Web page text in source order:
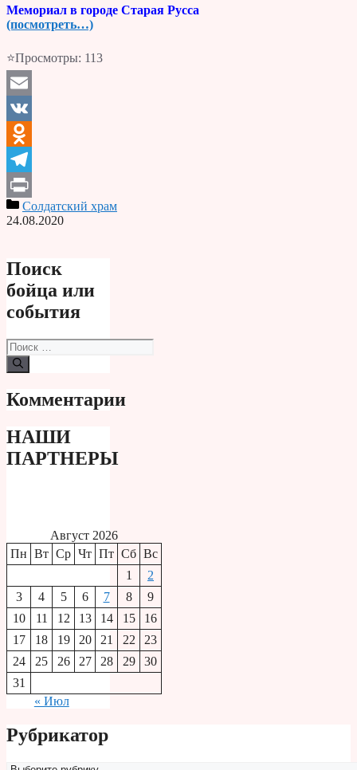
Мемориал в городе Старая Русса
(посмотреть…)
⭐Просмотры: 113
Email
VK
Odnoklassniki
Telegram
PrintСолдатский храм
24.08.2020
Поиск
бойца или
события
Поиск:
Комментарии
НАШИ
ПАРТНЕРЫ
Август 2026
Пн Вт Ср Чт Пт Сб Вс
1
2
3
4 5 6 7 8
9
10
11 12 13 14 15
16
17
18 19 20 21 22
23
24
25 26 27 28 29
30
31
« Июл
Рубрикатор